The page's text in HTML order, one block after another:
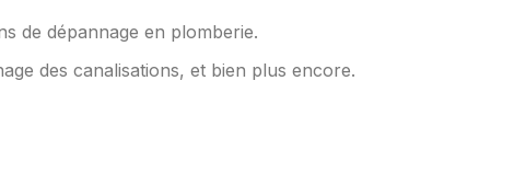
de dépannage en plomberie.
des canalisations, et bien plus encore.